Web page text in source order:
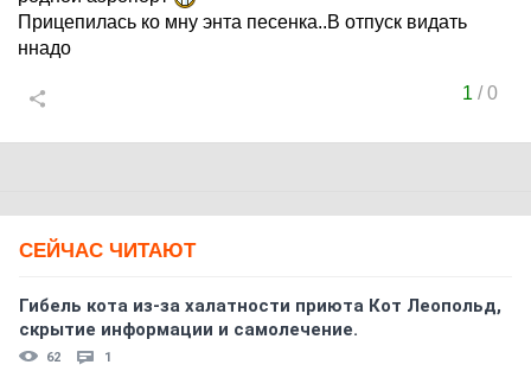
Прицепилась ко мну энта песенка..В отпуск видать
ннадо
1 /0
СЕЙЧАС ЧИТАЮТ
Гибель кота из-за халатности приюта Кот Леопольд,
скрытиe информации и самолечение.
62 1